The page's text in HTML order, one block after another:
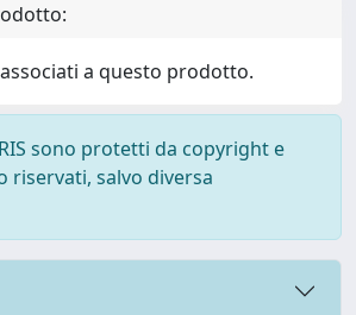
a questo prodotto.
sono protetti da copyright e
salvo diversa